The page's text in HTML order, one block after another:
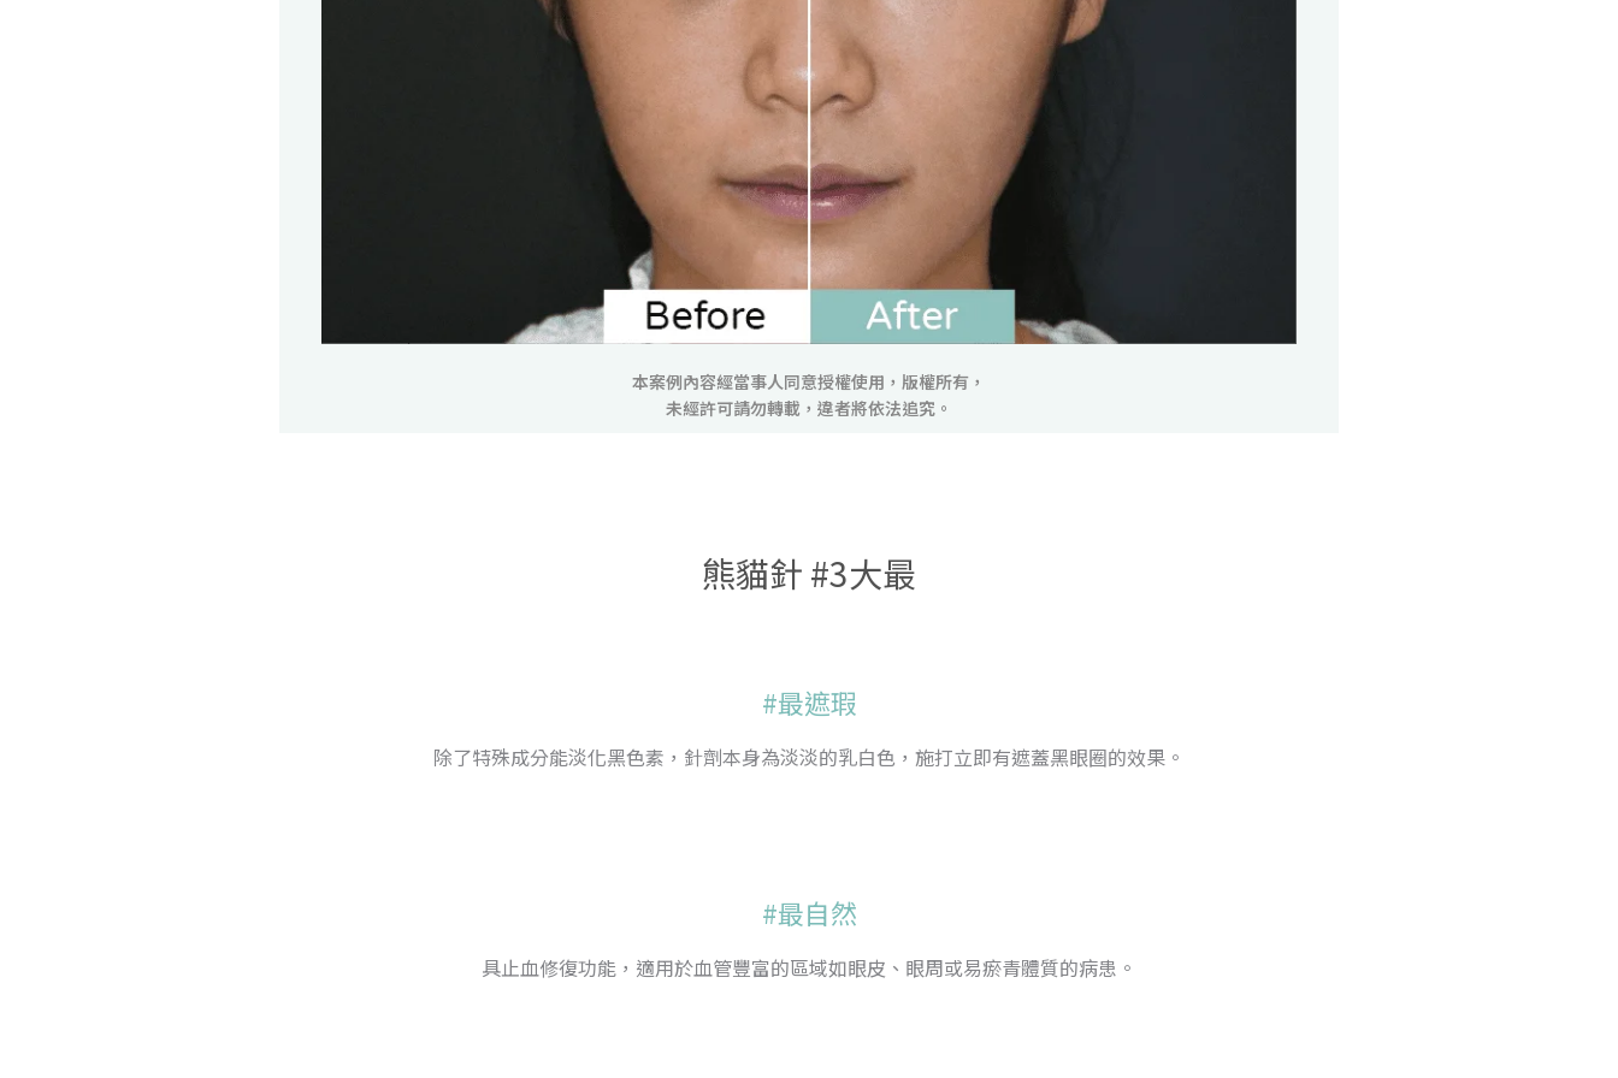
本案例內容經當事人同意授權使用，版權所有，
未經許可請勿轉載，違者將依法追究。
熊貓針 #3大最
#最遮瑕
除了特殊成分能淡化黑色素，針劑本身為淡淡的乳白色，施打立即有遮蓋黑眼圈的效果。
#最自然
具止血修復功能，適用於血管豐富的區域如眼皮、眼周或易瘀青體質的病患。